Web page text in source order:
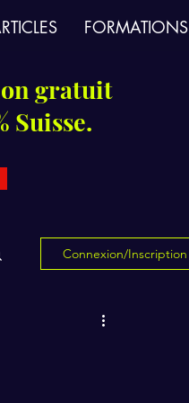
FORMATIONS
gratuit
Suisse.
Connexion/Inscription